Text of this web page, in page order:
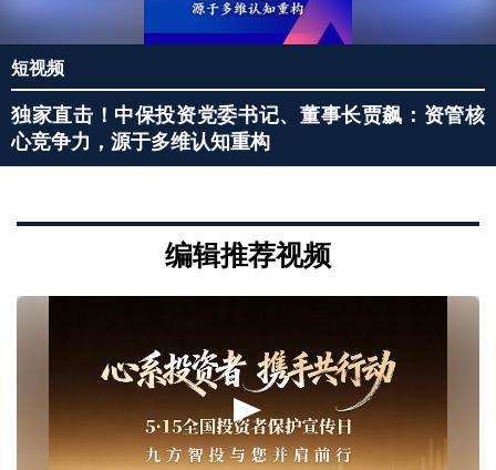
短视频
独家直击！中保投资党委书记、董事长贾飙：资管核
心竞争力，源于多维认知重构
编辑推荐视频